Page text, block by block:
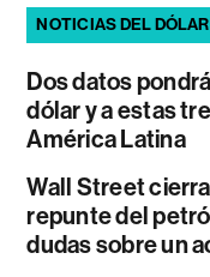
NOTICIAS DEL
Dos datos
dólar y a estas
América Latina
Wall Street
repunte del
dudas sobre un